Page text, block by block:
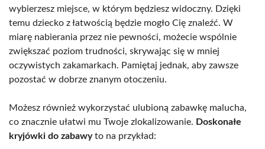
wybierzesz miejsce, w którym będziesz widoczny. Dzięki
temu dziecko z łatwością będzie mogło Cię znaleźć. W
miarę nabierania przez nie pewności, możecie wspólnie
zwiększać poziom trudności, skrywając się w mniej
oczywistych zakamarkach. Pamiętaj jednak, aby zawsze
pozostać w dobrze znanym otoczeniu.
Możesz również wykorzystać ulubioną zabawkę malucha,
co znacznie ułatwi mu Twoje zlokalizowanie. Doskonałe
kryjówki do zabawyto na przykład: